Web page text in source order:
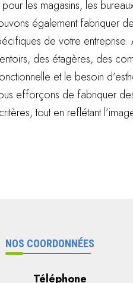
les magasins, les
également fabriquer
de votre
des étagères, des
et le besoin
efforçons de fabriquer
tout en reflétant
NOS COORDONNÉES
Téléphone